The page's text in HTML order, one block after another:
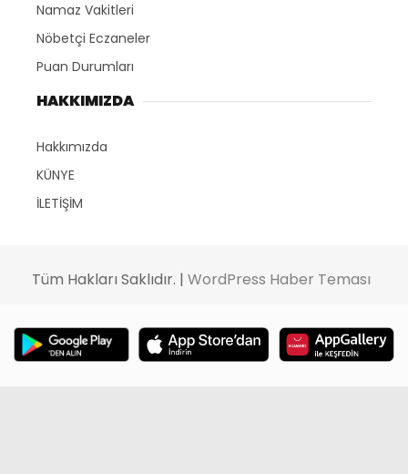
Namaz Vakitleri
Nöbetçi Eczaneler
Puan Durumları
HAKKIMIZDA
Hakkımızda
KÜNYE
İLETİŞİM
Tüm Hakları Saklıdır. | WordPress Haber Teması